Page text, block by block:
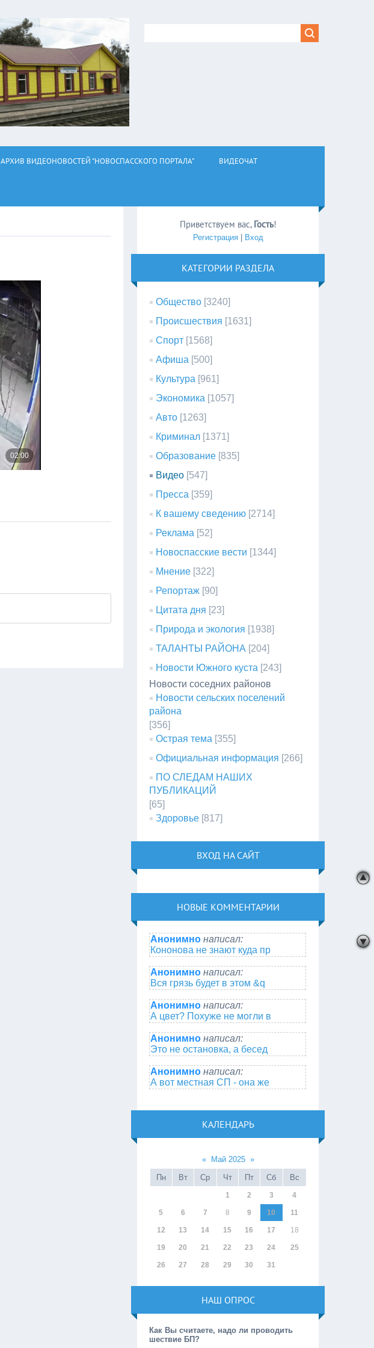
АРХИВ ВИДЕОНОВОСТЕЙ "НОВОСПАССКОГО ПОРТАЛА" ВИДЕОЧАТ
Приветствуем вас, Гость!
Регистрация| Вход
КАТЕГОРИИ РАЗДЕЛА
Общество [3240]
Происшествия [1631]
Спорт [1568]
Афиша [500]
Культура [961]
Экономика [1057]
Авто [1263]
Криминал [1371]
Образование [835]
Видео [547]
Пресса [359]
К вашему сведению [2714]
Реклама [52]
Новоспасские вести [1344]
Мнение [322]
Репортаж [90]
Цитата дня [23]
Природа и экология [1938]
ТАЛАНТЫ РАЙОНА [204]
Новости Южного куста [243]
Новости соседних районов
Новости сельских поселений
района
[356]
Острая тема [355]
Официальная информация [266]
ПО СЛЕДАМ НАШИХ
ПУБЛИКАЦИЙ
[65]
Здоровье [817]
ВХОД НА САЙТ
НОВЫЕ КОММЕНТАРИИ
Анонимно написал:
Кононова не знают куда пр
Анонимно написал:
Вся грязь будет в этом &q
Анонимно написал:
А цвет? Похуже не могли в
Анонимно написал:
Это не остановка, а бесед
Анонимно написал:
А вот местная СП - она же
КАЛЕНДАРЬ
« Май 2025 »
Пн
Вт Ср Чт Пт Сб Вс
1 2 3 4
5 6 7 8 9 10 11
12 13 14 15 16 17 18
19 20 21 22 23 24 25
26 27 28 29 30 31
НАШ ОПРОС
Как Вы считаете, надо ли проводить
шествие БП?